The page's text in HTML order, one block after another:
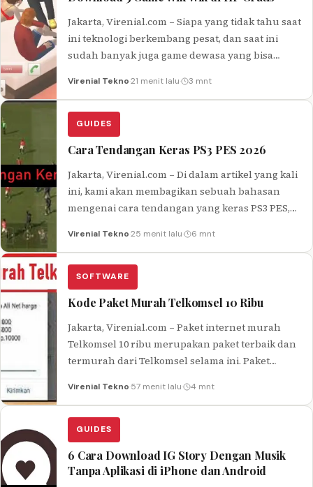
Jakarta, Virenial.com – Siapa yang tidak tahu saat
ini teknologi berkembang pesat, dan saat ini
sudah banyak juga game dewasa yang bisa
Virenial Tekno·21 menit lalu· 3 mnt
GUIDES
Cara Tendangan Keras PS3 PES 2026
Jakarta, Virenial.com – Di dalam artikel yang kali
ini, kami akan membagikan sebuah bahasan
mengenai cara tendangan yang keras PS3 PES,
Virenial Tekno·25 menit lalu· 6 mnt
SOFTWARE
Kode Paket Murah Telkomsel 10 Ribu
Jakarta, Virenial.com – Paket internet murah
Telkomsel 10 ribu merupakan paket terbaik dan
termurah dari Telkomsel selama ini. Paket
Virenial Tekno·57 menit lalu· 4 mnt
GUIDES
6 Cara Download IG Story Dengan Musik
Tanpa Aplikasi di iPhone dan Android